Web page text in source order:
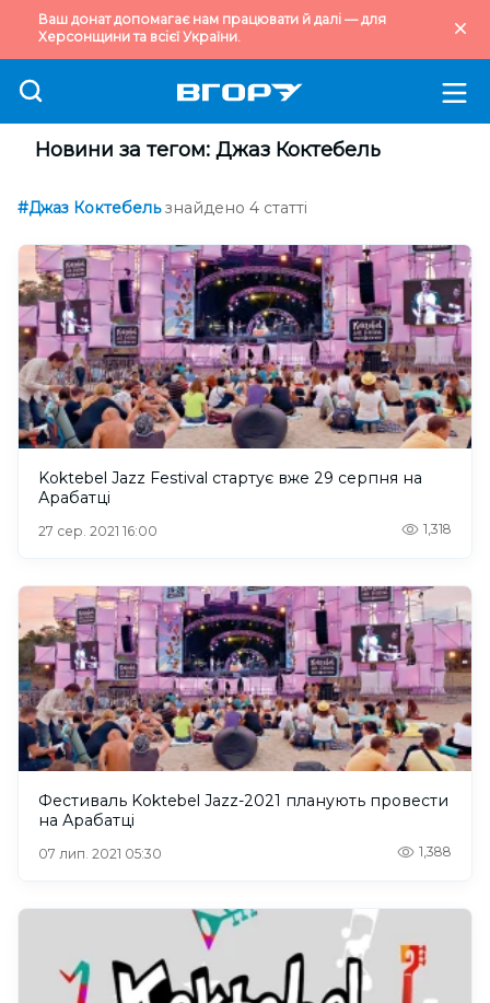
Ваш донат допомагає нам працювати й далі — для
Херсонщини та всієї України.
Новини за тегом: Джаз Коктебель
#Джаз Коктебель знайдено 4 статті
Koktebel Jazz Festival стартує вже 29 серпня на
Арабатці
27 сер. 2021 16:00 1,318
Фестиваль Koktebel Jazz-2021 планують провести
на Арабатці
07 лип. 2021 05:30 1,388